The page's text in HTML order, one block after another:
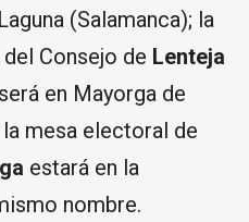
(Salamanca); la
Consejo de Lenteja
será en Mayorga de
mesa electoral de
estará en la
nombre.